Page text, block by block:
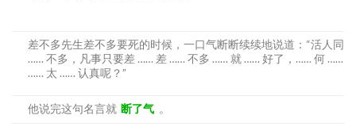
差不多先生差不多要死的时候，一口气断断续续地说道：“活人同
…… 不多，凡事只要差 …… 差 …… 不多 …… 就 …… 好了，…… 何 ……
…… 太 …… 认真呢？”
他说完这句名言就 断了气 。